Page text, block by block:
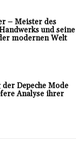
– Meister des
und seine
modernen Welt
Depeche Mode
Analyse ihrer